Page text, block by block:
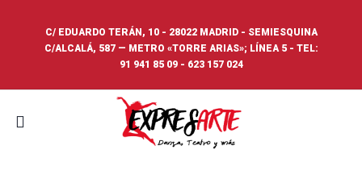
C/ EDUARDO TERÁN, 10 - 28022 MADRID - SEMIESQUINA
C/ALCALÁ, 587 — METRO «TORRE ARIAS»; LÍNEA 5 - TEL:
91 941 85 09- 623 157 024